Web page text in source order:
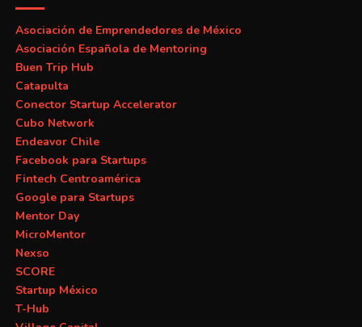
Asociación de Emprendedores de México
Asociación Española de Mentoring
Buen Trip Hub
Catapulta
Conector Startup Accelerator
Cubo Network
Endeavor Chile
Facebook para Startups
Fintech Centroamérica
Google para Startups
Mentor Day
MicroMentor
Nexso
SCORE
Startup México
T-Hub